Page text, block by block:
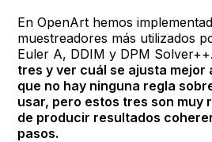
En OpenArt hemos
muestreadores más utilizados
Euler A, DDIM y DPM Solver++.
tres y ver cuál se ajusta mejor
que no hay ninguna regla
usar, pero estos tres son muy
de producir resultados
pasos.